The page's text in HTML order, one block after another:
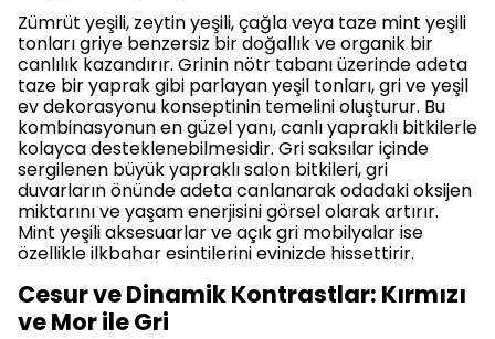
Zümrüt yeşili, zeytin yeşili, çağla veya taze mint yeşili
tonları griye benzersiz bir doğallık ve organik bir
canlılık kazandırır. Grinin nötr tabanı üzerinde adeta
taze bir yaprak gibi parlayan yeşil tonları, gri ve yeşil
ev dekorasyonu konseptinin temelini oluşturur. Bu
kombinasyonun en güzel yanı, canlı yapraklı bitkilerle
kolayca desteklenebilmesidir. Gri saksılar içinde
sergilenen büyük yapraklı salon bitkileri, gri
duvarların önünde adeta canlanarak odadaki oksijen
miktarını ve yaşam enerjisini görsel olarak artırır.
Mint yeşili aksesuarlar ve açık gri mobilyalar ise
özellikle ilkbahar esintilerini evinizde hissettirir.
Cesur ve Dinamik Kontrastlar: Kırmızı
ve Mor ile Gri